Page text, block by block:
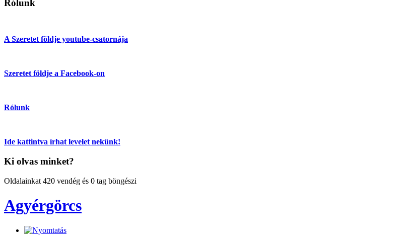
Rólunk
A Szeretet földje youtube-csatornája
Szeretet földje a Facebook-on
Rólunk
Ide kattintva írhat levelet nekünk!
Ki olvas minket?
Oldalainkat 420 vendég és 0 tag böngészi
Agyérgörcs